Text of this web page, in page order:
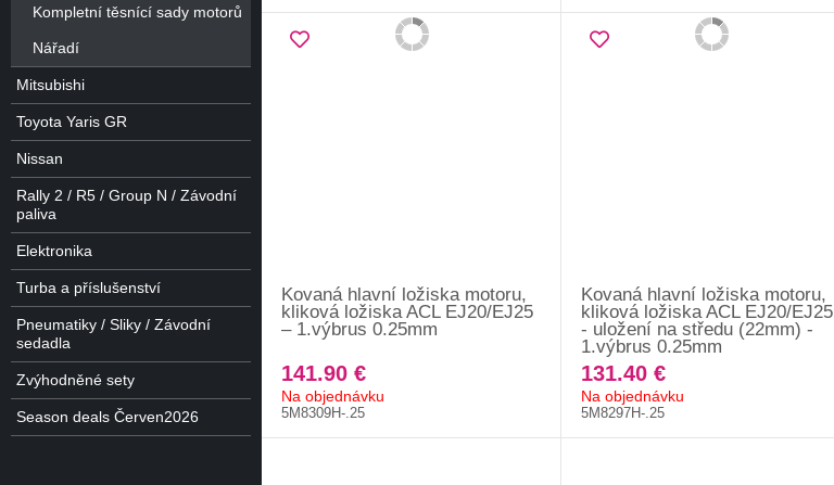
Kompletní těsnící sady motorů
Nářadí
Mitsubishi
Toyota Yaris GR
Nissan
Rally 2 / R5 / Group N / Závodní
paliva
Elektronika
Turba a příslušenství
Pneumatiky / Sliky / Závodní
sedadla
Zvýhodněné sety
Season deals Červen2026
Kovaná hlavní ložiska motoru,
kliková ložiska ACL EJ20/EJ25
– 1.výbrus 0.25mm
141.90 €
Na objednávku
5M8309H-.25
Kovaná hlavní ložiska motoru,
kliková ložiska ACL EJ20/EJ25
- uložení na středu (22mm) -
1.výbrus 0.25mm
131.40 €
Na objednávku
5M8297H-.25